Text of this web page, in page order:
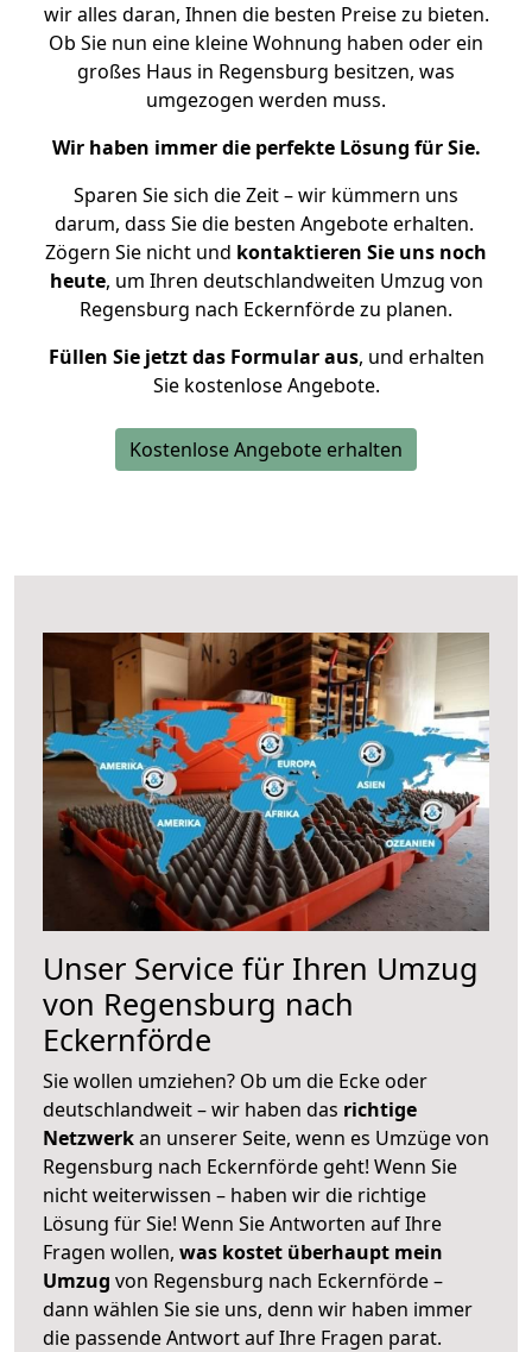
wir alles daran, Ihnen die besten Preise zu bieten.
Ob Sie nun eine kleine Wohnung haben oder ein
großes Haus in Regensburg besitzen, was
umgezogen werden muss.
Wir haben immer die perfekte Lösung für Sie.
Sparen Sie sich die Zeit – wir kümmern uns
darum, dass Sie die besten Angebote erhalten.
Zögern Sie nicht und kontaktieren Sie uns noch
heute, um Ihren deutschlandweiten Umzug von
Regensburg nach Eckernförde zu planen.
Füllen Sie jetzt das Formular aus, und erhalten
Sie kostenlose Angebote.
Kostenlose Angebote erhalten
Unser Service für Ihren Umzug
von Regensburg nach
Eckernförde
Sie wollen umziehen? Ob um die Ecke oder
deutschlandweit – wir haben das richtige
Netzwerkan unserer Seite, wenn es Umzüge von
Regensburg nach Eckernförde geht! Wenn Sie
nicht weiterwissen – haben wir die richtige
Lösung für Sie! Wenn Sie Antworten auf Ihre
Fragen wollen, was kostet überhaupt mein
Umzug von Regensburg nach Eckernförde –
dann wählen Sie sie uns, denn wir haben immer
die passende Antwort auf Ihre Fragen parat.